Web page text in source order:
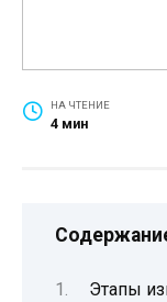
НА ЧТЕНИЕ
4 мин
Этапы